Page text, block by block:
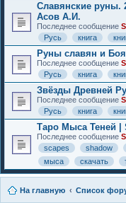
Славянские руны.
Асов А.И.
Последнее сообщение
Русь
книга
Руны славян и
Последнее сообщение
Русь
книга
Звёзды Древней
Последнее сообщение
Русь
книга
Таро Мыса Теней |
Последнее сообщение
scapes
shadow
мыса
скачать
На главную Список